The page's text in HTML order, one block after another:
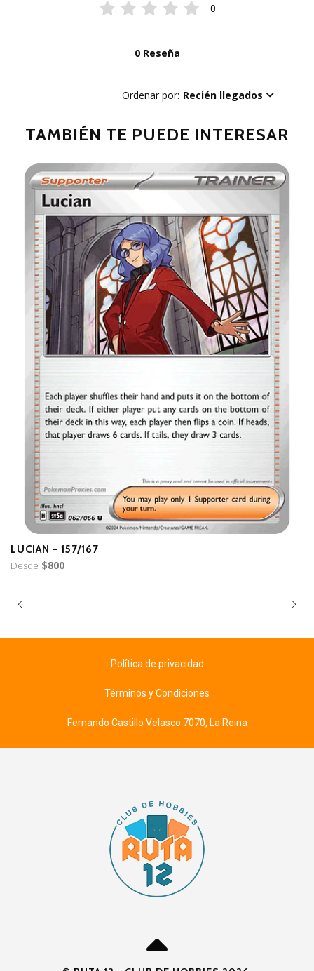
0
0 Reseña
Ordenar por: Recién llegados
TAMBIÉN TE PUEDE INTERESAR
LUCIAN - 157/167
Desde $800
Política de privacidad
Términos y Condiciones
Fernando Castillo Velasco 7070, La Reina